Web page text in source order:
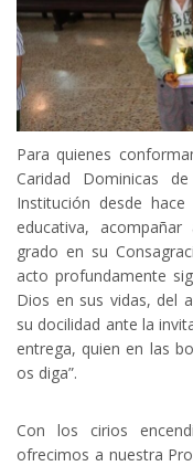
Para quienes
Caridad Dominicas
Institución desde
educativa,
grado en su
acto profundamente
Dios en sus vidas, del
su docilidad ante la
entrega, quien en las
os diga”.
Con los cirios
ofrecimos a nuestra